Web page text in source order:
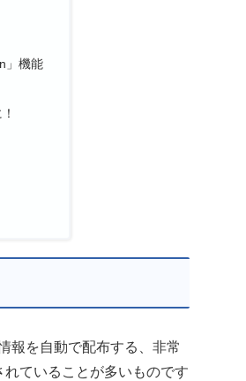
」機能
報を自動で配布する、非常
ていることが多いものです